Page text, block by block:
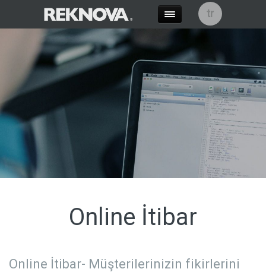
tr
Online İtibar
Online İtibar- Müşterilerinizin fikirlerini